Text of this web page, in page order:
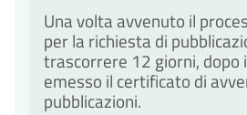
Una volta avvenuto il
per la richiesta di
trascorrere 12 giorni, dopo
emesso il certificato di
pubblicazioni.